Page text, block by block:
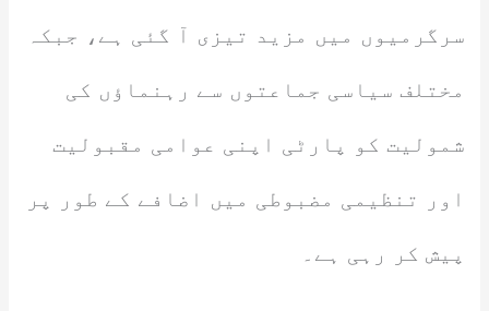
سرگرمیوں میں مزید تیزی آ گئی ہے، جبکہ
مختلف سیاسی جماعتوں سے رہنماؤں کی
شمولیت کو پارٹی اپنی عوامی مقبولیت
اور تنظیمی مضبوطی میں اضافے کے طور پر
پیش کر رہی ہے۔